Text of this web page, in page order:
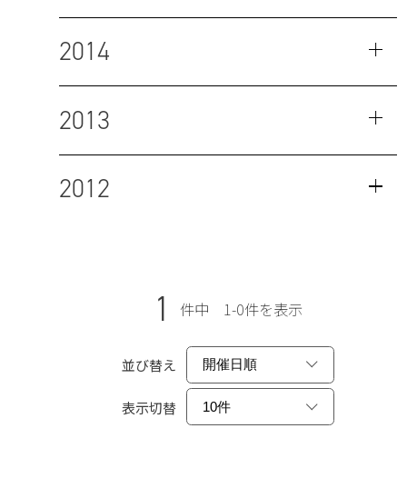
2014
2013
2012
1 件中 1-0件を表示
並び替え
表示切替